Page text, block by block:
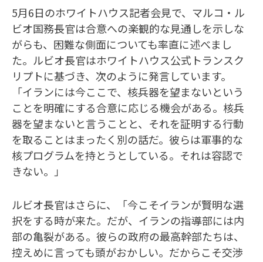
5月6日のホワイトハウス記者会見で、マルコ・ル
ビオ国務長官は合意への楽観的な見通しを示しな
がらも、困難な側面についても率直に述べまし
た。ルビオ長官はホワイトハウス公式トランスク
リプトに基づき、次のように発言しています。
「イランには今ここで、核兵器を望まないという
ことを明確にする合意に応じる機会がある。核兵
器を望まないと言うことと、それを証明する行動
を取ることはまったく別の話だ。彼らは軍事的な
核プログラムを持とうとしている。それは容認で
きない。」
ルビオ長官はさらに、「今こそイランが賢明な選
択をする時が来た。だが、イランの指導部には内
部の亀裂がある。彼らの政府の最高幹部たちは、
控えめに言っても頭がおかしい。だからこそ交渉